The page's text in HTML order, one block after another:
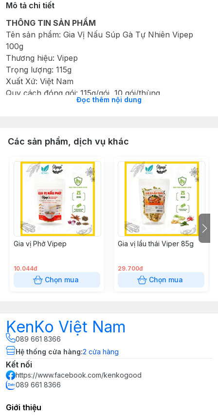
Mô tả chi tiết
THÔNG TIN SẢN PHẨM
Tên sản phẩm: Gia Vị Nấu Súp Gà Tự Nhiên Vipep
100g
Thương hiệu: Vipep
Trọng lượng: 115g
Xuất Xứ: Việt Nam
Quy cách đóng gói: 115g/gói, 10 gói/thùng.
Ngày sản xuất: In trên bao bì
Trọng, Hoài Sơn, Hoàng Kỳ, Kỷ Tử, Táo, Xuyên
Hướng dẫn bảo quản: Nơi khô ráo, thoáng mát hoặc tủ
lạnh, tránh ánh nắng trực tiếp
Hướng dẫn sử dụng: Dùng để làm gia vị cho các món
súp, canh, hầm,...
Đọc thêm nội dung
Các sản phẩm, dịch vụ khác
Gia vị Phở Vipep
10.044đ
Chọn mua
Gia vị lẩu thái Viper 85g
29.700đ
Chọn mua
KenKo Việt Nam
089 661 8366
Hệ thống cửa hàng:2 cửa hàng
Kết nối
https://www.facebook.com/kenkogood
089 661 8366
Giới thiệu